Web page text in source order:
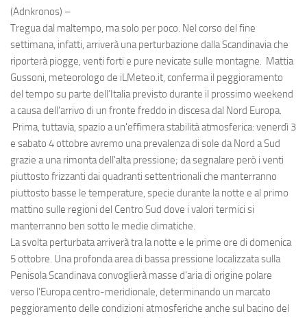
(Adnkronos) –
Tregua dal maltempo, ma solo per poco. Nel corso del fine
settimana, infatti, arriverà una perturbazione dalla Scandinavia che
riporterà piogge, venti forti e pure nevicate sulle montagne. Mattia
Gussoni, meteorologo de iLMeteo.it, conferma il peggioramento
del tempo su parte dell’Italia previsto durante il prossimo weekend
a causa dell’arrivo di un fronte freddo in discesa dal Nord Europa.
Prima, tuttavia, spazio a un'effimera stabilità atmosferica: venerdì 3
e sabato 4 ottobre avremo una prevalenza di sole da Nord a Sud
grazie a una rimonta dell'alta pressione; da segnalare però i venti
piuttosto frizzanti dai quadranti settentrionali che manterranno
piuttosto basse le temperature, specie durante la notte e al primo
mattino sulle regioni del Centro Sud dove i valori termici si
manterranno ben sotto le medie climatiche.
La svolta perturbata arriverà tra la notte e le prime ore di domenica
5 ottobre. Una profonda area di bassa pressione localizzata sulla
Penisola Scandinava convoglierà masse d’aria di origine polare
verso l’Europa centro-meridionale, determinando un marcato
peggioramento delle condizioni atmosferiche anche sul bacino del